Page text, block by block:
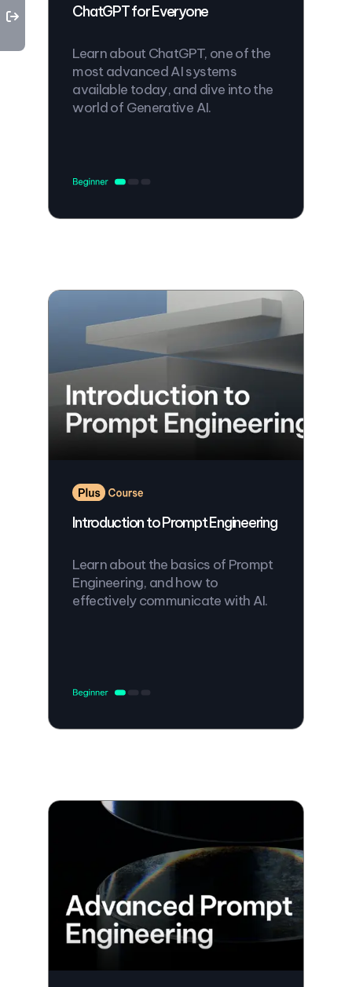
ChatGPT for Everyone
Learn about ChatGPT, one of the
most advanced AI systems
available today, and dive into the
world of Generative AI.
Introduction to Prompt Engineering
Learn about the basics of Prompt
Engineering, and how to
effectively communicate with AI.